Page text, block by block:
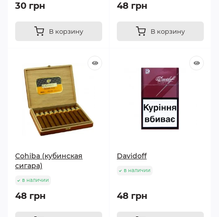
30 грн
В корзину
48 грн
В корзину
Cohiba (кубинская
сигара)
в наличии
48 грн
Davidoff
в наличии
48 грн